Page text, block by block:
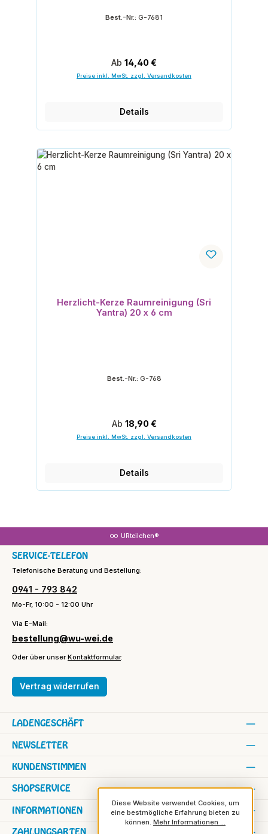
Best.-Nr.: G-7681
Regulärer Preis:
Ab 14,40 €
Preise inkl. MwSt. zzgl. Versandkosten
Details
Herzlicht-Kerze Raumreinigung (Sri
Yantra) 20 x 6 cm
Best.-Nr.: G-768
Regulärer Preis:
Ab 18,90 €
Preise inkl. MwSt. zzgl. Versandkosten
Details
URteilchen®
SERVICE-TELEFON
Telefonische Beratung und Bestellung:
0941 - 793 842
Mo-Fr, 10:00 - 12:00 Uhr
Via E-Mail:
bestellung@wu-wei.de
Oder über unserKontaktformular.
Vertrag widerrufen
SHOPSERVICE
INFORMATIONEN
NEWSLETTER
KUNDENSTIMMEN
LADENGESCHÄFT
Diese Website verwendet Cookies, um
eine bestmögliche Erfahrung bieten zu
können. Mehr Informationen ...